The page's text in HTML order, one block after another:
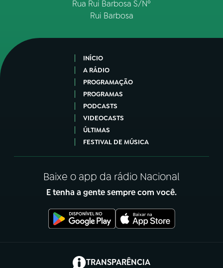
Rua Rui Barbosa S/Nº
Rui Barbosa
INÍCIO
A RÁDIO
PROGRAMAÇÃO
PROGRAMAS
PODCASTS
VIDEOCASTS
ÚLTIMAS
FESTIVAL DE MÚSICA
Baixe o app da rádio Nacional
E tenha a gente sempre com você.
TRANSPARÊNCIA
(abre em nova aba)